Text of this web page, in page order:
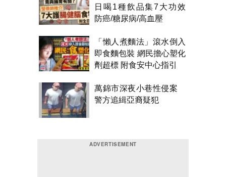
日喝1種飲品集7大功效
防癌/糖尿病/高血壓
「懶人煮麵法」滾水倒入
即食麵包裝 網民擔心塑化
劑超標 附食安中心指引
萬錦市深夜小巷性侵案
警方追緝亞裔疑犯